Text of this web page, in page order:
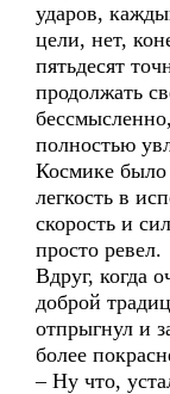
ударов,
цели, нет,
пятьдесят
продолжать
полностью
Космике было
легкость в
скорость и
просто ревел.
Вдруг, когда
доброй
отпрыгнул и
более
– Ну что,